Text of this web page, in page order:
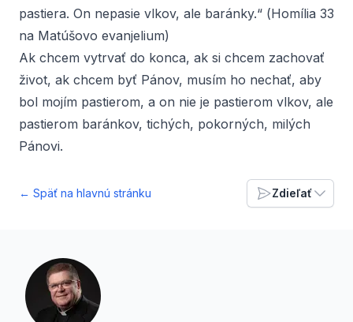
pastiera. On nepasie vlkov, ale baránky.“ (Homília 33
na Matúšovo evanjelium)
Ak chcem vytrvať do konca, ak si chcem zachovať
život, ak chcem byť Pánov, musím ho nechať, aby
bol mojím pastierom, a on nie je pastierom vlkov, ale
pastierom baránkov, tichých, pokorných, milých
Pánovi.
← Späť na hlavnú stránku Zdieľať